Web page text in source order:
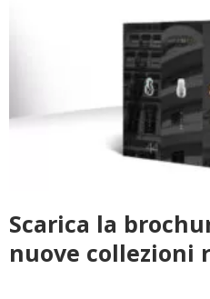
Scarica la
nuove collezioni